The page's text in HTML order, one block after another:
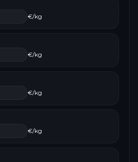
€/kg
€/kg
€/kg
€/kg